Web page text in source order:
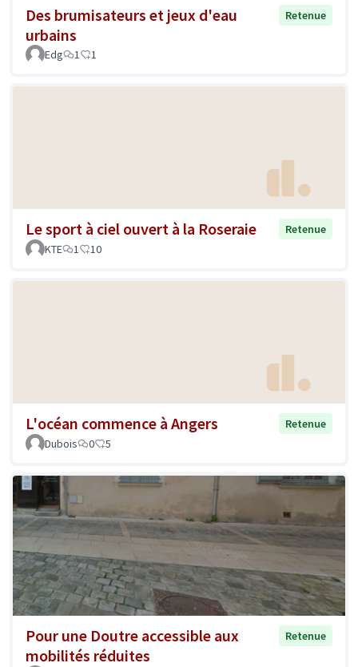
Des brumisateurs et jeux d'eau
urbains
Retenue
Edg 1 1
Le sport à ciel ouvert à la Roseraie
Retenue
KTE
1 10
L'océan commence à Angers
Retenue
Dubois
0 5
Pour une Doutre accessible aux
mobilités réduites
Retenue